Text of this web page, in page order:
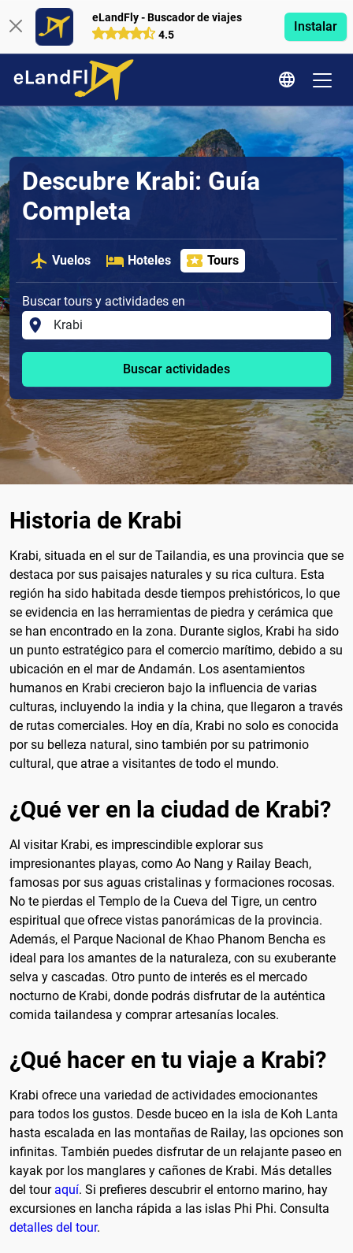
eLandFly - Buscador de viajes
4.5
Instalar
Descubre Krabi: Guía
Completa
Vuelos Hoteles Tours
Buscar tours y actividades en
Buscar actividades
Historia de Krabi
Krabi, situada en el sur de Tailandia, es una provincia que se
destaca por sus paisajes naturales y su rica cultura. Esta
región ha sido habitada desde tiempos prehistóricos, lo que
se evidencia en las herramientas de piedra y cerámica que
se han encontrado en la zona. Durante siglos, Krabi ha sido
un punto estratégico para el comercio marítimo, debido a su
ubicación en el mar de Andamán. Los asentamientos
humanos en Krabi crecieron bajo la influencia de varias
culturas, incluyendo la india y la china, que llegaron a través
de rutas comerciales. Hoy en día, Krabi no solo es conocida
por su belleza natural, sino también por su patrimonio
cultural, que atrae a visitantes de todo el mundo.
¿Qué ver en la ciudad de Krabi?
Al visitar Krabi, es imprescindible explorar sus
impresionantes playas, como Ao Nang y Railay Beach,
famosas por sus aguas cristalinas y formaciones rocosas.
No te pierdas el Templo de la Cueva del Tigre, un centro
espiritual que ofrece vistas panorámicas de la provincia.
Además, el Parque Nacional de Khao Phanom Bencha es
ideal para los amantes de la naturaleza, con su exuberante
selva y cascadas. Otro punto de interés es el mercado
nocturno de Krabi, donde podrás disfrutar de la auténtica
comida tailandesa y comprar artesanías locales.
¿Qué hacer en tu viaje a Krabi?
Krabi ofrece una variedad de actividades emocionantes
para todos los gustos. Desde buceo en la isla de Koh Lanta
hasta escalada en las montañas de Railay, las opciones son
infinitas. También puedes disfrutar de un relajante paseo en
kayak por los manglares y cañones de Krabi. Más detalles
del tour aquí. Si prefieres descubrir el entorno marino, hay
excursiones en lancha rápida a las islas Phi Phi. Consulta
detalles del tour.